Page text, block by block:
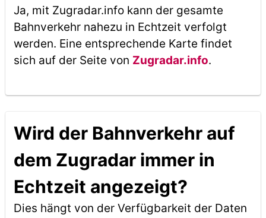
Ja, mit Zugradar.info kann der gesamte
Bahnverkehr nahezu in Echtzeit verfolgt
werden. Eine entsprechende Karte findet
sich auf der Seite von Zugradar.info.
Wird der Bahnverkehr auf
dem Zugradar immer in
Echtzeit angezeigt?
Dies hängt von der Verfügbarkeit der Daten